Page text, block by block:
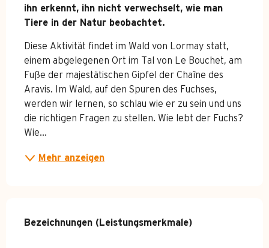
ihn erkennt, ihn nicht verwechselt, wie man
Tiere in der Natur beobachtet.
Diese Aktivität findet im Wald von Lormay statt,
einem abgelegenen Ort im Tal von Le Bouchet, am
Fuße der majestätischen Gipfel der Chaîne des
Aravis. Im Wald, auf den Spuren des Fuchses,
werden wir lernen, so schlau wie er zu sein und uns
die richtigen Fragen zu stellen. Wie lebt der Fuchs?
Wie...
Mehr anzeigen
Leistungensmöglichkeiten
Bezeichnungen (Leistungsmerkmale)
Bezeichnungen (Leistungsmerkmale)